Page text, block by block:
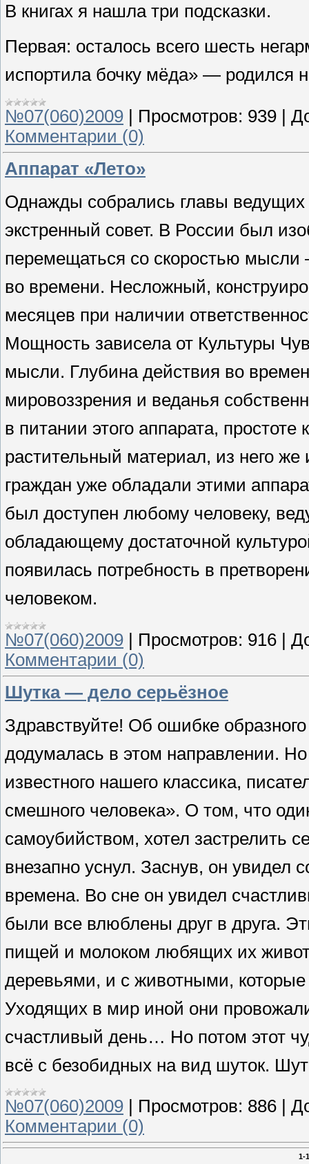
В книгах я нашла три подсказки.
Первая: осталось всего шесть
испортила бочку мёда» — родился
№07(060)2009 Просмотров: 939
Комментарии (0)
Аппарат «Лето»
Однажды собрались главы ведущих
экстренный совет. В России был
перемещаться со скоростью
во времени. Несложный,
месяцев при наличии
Мощность зависела от Культуры
мысли. Глубина действия во
мировоззрения и веданья
в питании этого аппарата,
растительный материал, из него
граждан уже обладали этими
был доступен любому человеку,
обладающему достаточной
появилась потребность в
человеком.
№07(060)2009 | Просмотров: 916 |
Комментарии (0)
Шутка — дело серьёзное
Здравствуйте! Об ошибке
додумалась в этом направлении.
известного нашего классика,
смешного человека». О том, что
самоубийством, хотел застрелить
внезапно уснул. Заснув, он увидел
времена. Во сне он увидел
были все влюблены друг в друга.
пищей и молоком любящих их
деревьями, и с животными,
Уходящих в мир иной они
счастливый день… Но потом этот
всё с безобидных на вид шуток.
№07(060)2009 Просмотров: 886
Комментарии (0)
1-